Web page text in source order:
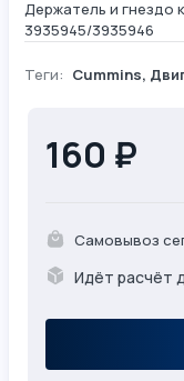
Держатель и гнездо
3935945/3935946
Теги: Cummins,
160 ₽
Самовывоз
Идёт расчёт